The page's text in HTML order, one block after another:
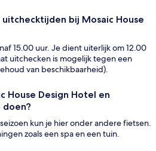
bij Mosaic House
15.00 uur. Je dient uiterlijk om 12.00
uitchecken is mogelijk tegen een
van beschikbaarheid).
House Design Hotel en
kun je hier onder andere fietsen.
zoals een spa en een tuin.